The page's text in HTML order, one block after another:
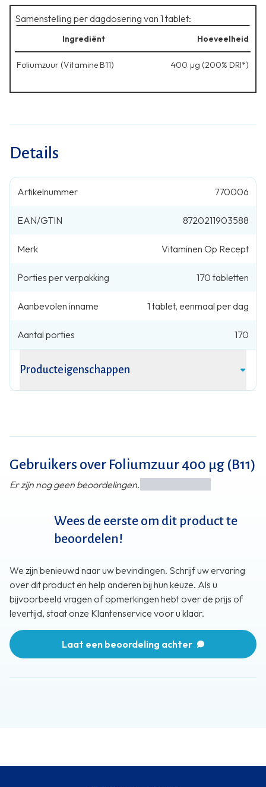
Details
Artikelnummer 770006
EAN/GTIN 8720211903588
Merk Vitaminen Op Recept
Porties per verpakking 170 tabletten
Aanbevolen inname 1 tablet, eenmaal per dag
Aantal porties 170
Producteigenschappen
Samenstelling per dagdosering van 1 tablet:
Ingrediënt Hoeveelheid
Foliumzuur (Vitamine B11) 400 µg (200% DRI*)
Gebruikers over Foliumzuur 400 µg (B11)
Er zijn nog geen beoordelingen.
Wees de eerste om dit product te
beoordelen!
We zijn benieuwd naar uw bevindingen. Schrijf uw ervaring
over dit product en help anderen bij hun keuze. Als u
bijvoorbeeld vragen of opmerkingen hebt over de prijs of
levertijd, staat onze Klantenservice voor u klaar.
Laat een beoordeling achter